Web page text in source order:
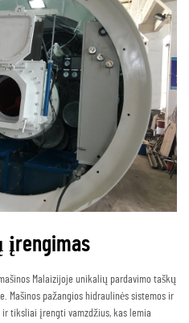
įrengimas
Malaizijoje unikalių pardavimo taškų
Mašinos pažangios hidraulinės sistemos ir
tiksliai įrengti vamzdžius, kas lemia